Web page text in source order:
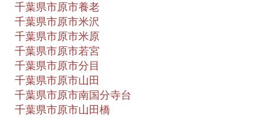
千葉県市原市養老
千葉県市原市米沢
千葉県市原市米原
千葉県市原市若宮
千葉県市原市分目
千葉県市原市山田
千葉県市原市南国分寺台
千葉県市原市山田橋